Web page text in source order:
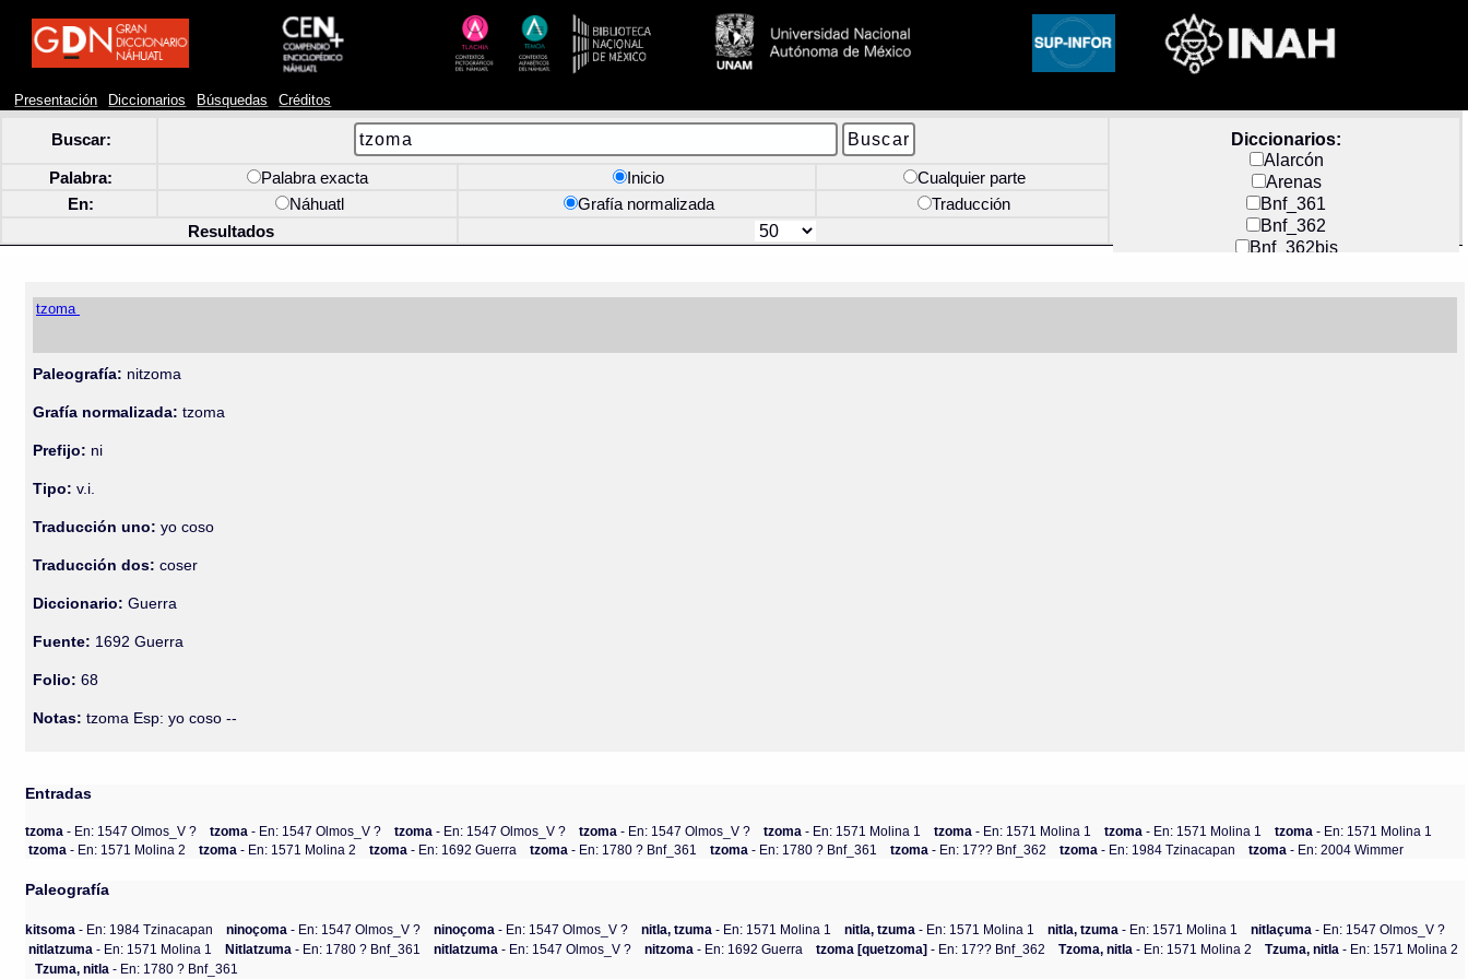
Presentación Diccionarios Búsquedas Créditos
Buscar:
Diccionarios:
Alarcón
Arenas
Bnf_361
Bnf_362
Bnf_362bis
Docs_México
Palabra: Palabra exacta Inicio
Cualquier parte
En:
Náhuatl Grafía normalizada
Traducción
Resultados
tzoma
Paleografía: nitzoma
Grafía normalizada: tzoma
Prefijo: ni
Tipo: v.i.
Traducción uno: yo coso
Traducción dos: coser
Diccionario:Guerra
Fuente: 1692 Guerra
Folio: 68
Notas: tzoma Esp: yo coso --
Entradas
tzoma- En: 1547 Olmos_V ? tzoma- En: 1547 Olmos_V ? tzoma- En: 1547 Olmos_V ? tzoma- En: 1547 Olmos_V ? tzoma- En: 1571 Molina 1 tzoma- En: 1571 Molina 1 tzoma- En: 1571 Molina 1 tzoma- En: 1571 Molina 1
tzoma- En: 1571 Molina 2 tzoma- En: 1571 Molina 2 tzoma- En: 1692 Guerra tzoma- En: 1780 ? Bnf_361 tzoma- En: 1780 ? Bnf_361 tzoma- En: 17?? Bnf_362 tzoma- En: 1984 Tzinacapan tzoma- En: 2004 Wimmer
Paleografía
kitsoma - En: 1984 Tzinacapan ninoçoma - En: 1547 Olmos_V ? ninoçoma - En: 1547 Olmos_V ? nitla, tzuma - En: 1571 Molina 1 nitla, tzuma - En: 1571 Molina 1 nitla, tzuma - En: 1571 Molina 1 nitlaçuma - En: 1547 Olmos_V ?
nitlatzuma - En: 1571 Molina 1 Nitlatzuma - En: 1780 ? Bnf_361 nitlatzuma - En: 1547 Olmos_V ? nitzoma - En: 1692 Guerra tzoma [quetzoma] - En: 17?? Bnf_362 Tzoma, nitla - En: 1571 Molina 2 Tzuma, nitla - En: 1571 Molina 2
Tzuma, nitla - En: 1780 ? Bnf_361